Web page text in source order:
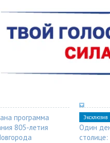
программа
805-летия
Эксклюзив
Один